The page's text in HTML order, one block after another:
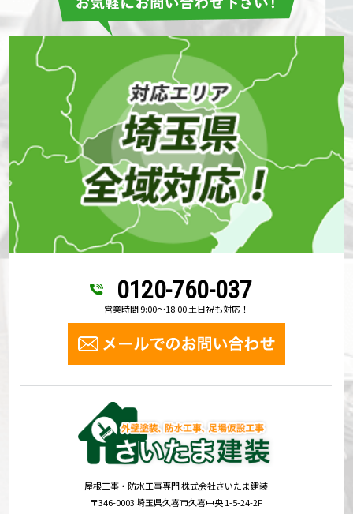
0120-760-037
営業時間 9:00～18:00 土日祝も対応！
屋根工事・防水工事専門 株式会社さいたま建装
〒346-0003 埼玉県久喜市久喜中央 1-5-24-2F